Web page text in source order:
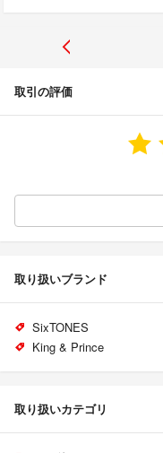
取引の評価
取り扱いブランド
SixTONES
King & Prince
取り扱いカテゴリ